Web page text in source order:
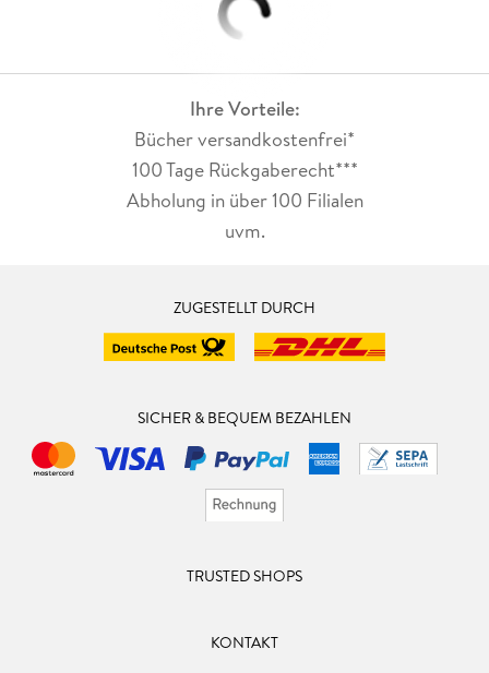
Ihre Vorteile:
Bücher versandkostenfrei*
100 Tage Rückgaberecht***
Abholung in über 100 Filialen
uvm.
ZUGESTELLT DURCH
SICHER & BEQUEM BEZAHLEN
TRUSTED SHOPS
KONTAKT